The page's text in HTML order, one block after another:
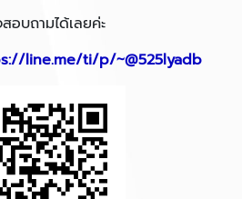
อบถามได้เลยค่ะ
line.me/ti/p/~@525lyadb